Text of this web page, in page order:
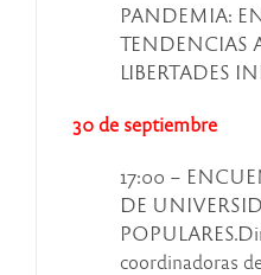
PANDEMIA:
TENDENCIAS
LIBERTADES
30 de septiembre
17:00 –
DE
coordinadoras